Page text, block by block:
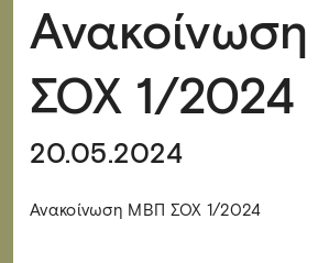
ΣΟΧ 1/2024
20.05.2024
Ανακοίνωση ΜΒΠ ΣΟΧ 1/2024